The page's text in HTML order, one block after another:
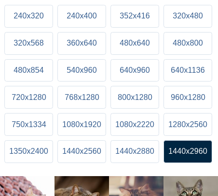
240x320 240x400 352x416 320x480
320x568 360x640 480x640 480x800
480x854 540x960 640x960 640x1136
720x1280 768x1280 800x1280 960x1280
750x1334 1080x1920 1080x2220 1280x2560
1350x2400 1440x2560 1440x2880 1440x2960